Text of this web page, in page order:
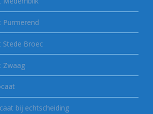
Purmerend
Stede Broec
Zwaag
bij echtscheiding